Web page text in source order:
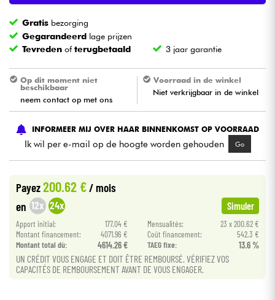
Blaasinstrument
Viool & Quatuor
Kinderen
HiFi
Sets
Gratis bezorging
Gegarandeerd lage prijzen
Tevreden ofterugbetaald 3 jaar garantie
Op dit moment niet
beschikbaar
neem contact op met ons
Voorraad in de winkel
Niet verkrijgbaar in de winkel
INFORMEER MIJ OVER HAAR BINNENKOMST OP VOORRAAD
Ik wil per e-mail op de hoogte worden gehouden Go
Payez200.62 € / mois
en 12x 24x Simuler
Apport initial: 177.04 € Mensualités:
23 x 200.62 €
Montant financement:
4071.96 € Coût financement:
542.3 €
Montant total dù:
4614.26 € TAEG fixe: 13.6 %
UN CRÉDIT VOUS ENGAGE ET DOIT ÊTRE REMBOURSÉ. VÉRIFIEZ VOS
CAPACITÉS DE REMBOURSEMENT AVANT DE VOUS ENGAGER.